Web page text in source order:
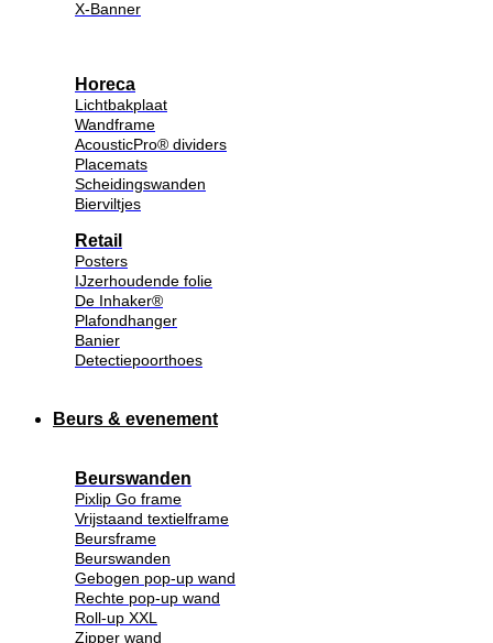
X-Banner
Horeca
Lichtbakplaat
Wandframe
AcousticPro® dividers
Placemats
Scheidingswanden
Bierviltjes
Retail
Posters
IJzerhoudende folie
De Inhaker®
Plafondhanger
Banier
Detectiepoorthoes
Beurs & evenement
Beurswanden
Pixlip Go frame
Vrijstaand textielframe
Beursframe
Beurswanden
Gebogen pop-up wand
Rechte pop-up wand
Roll-up XXL
Zipper wand